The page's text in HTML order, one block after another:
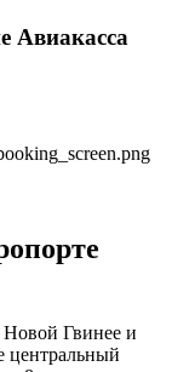
Авиакасса
Гвинее и
центральный